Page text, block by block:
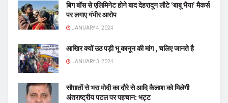
बिग बॉस से एलिमिनेट होने बाद देहरादून लौटे ‘बाबू भैया’ मैकर्स
पर लगाए गंभीर आरोप
JANUARY 4, 2024
आखिर क्यों उठ पड़ी भू कानून की मांग , चलिए जानते है
JANUARY 3, 2024
सौग़ातों से भरा मोदी का दौरे से आदि कैलाश को मिलेगी
अंतराष्ट्रीय पटल पर पहचान: भट्ट